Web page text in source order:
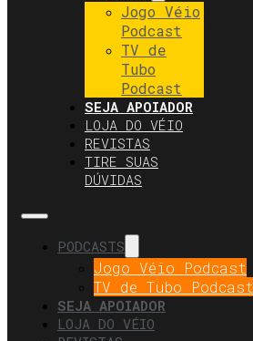
Jogo Véio
Podcast
TV de
Tubo
Podcast
SEJA APOIADOR
LOJA DO VÉIO
REVISTAS
TIRE SUAS
DÚVIDAS
PODCASTS
Jogo Véio Podcast
TV de Tubo Podcast
SEJA APOIADOR
LOJA DO VÉIO